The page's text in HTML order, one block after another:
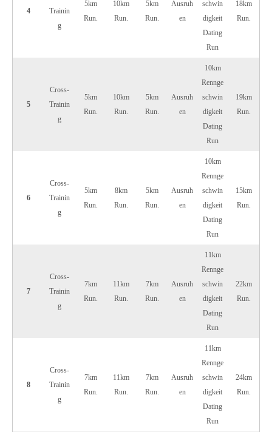
4
Trainin
g
5km
Run.
10km
Run.
5km
Run.
Ausruh
en
schwin
digkeit
Dating
Run
18km
Run.
5
Cross-
Trainin
g
5km
Run.
10km
Run.
5km
Run.
Ausruh
en
10km
Rennge
schwin
digkeit
Dating
Run
19km
Run.
6
Cross-
Trainin
g
5km
Run.
8km
Run.
5km
Run.
Ausruh
en
10km
Rennge
schwin
digkeit
Dating
Run
15km
Run.
7
Cross-
Trainin
g
7km
Run.
11km
Run.
7km
Run.
Ausruh
en
11km
Rennge
schwin
digkeit
Dating
Run
22km
Run.
8
Cross-
Trainin
g
7km
Run.
11km
Run.
7km
Run.
Ausruh
en
11km
Rennge
schwin
digkeit
Dating
Run
24km
Run.